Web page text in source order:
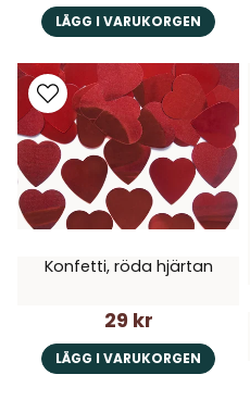
LÄGG I VARUKORGEN
Konfetti, röda hjärtan
29 kr
LÄGG I VARUKORGEN